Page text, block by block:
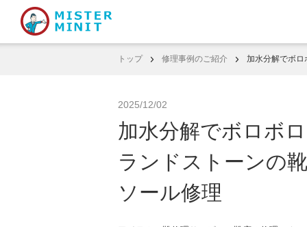
トップ 修理事例のご紹介 加水分解でボ
2025/12/02
加水分解でボロボ
ランドストーンの
ソール修理